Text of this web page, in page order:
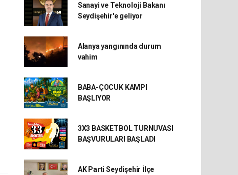
Sanayi ve Teknoloji Bakanı
Seydişehir'e geliyor
Alanya yangınında durum
vahim
BABA-ÇOCUK KAMPI
BAŞLIYOR
3X3 BASKETBOL TURNUVASI
BAŞVURULARI BAŞLADI
AK Parti Seydişehir İlçe